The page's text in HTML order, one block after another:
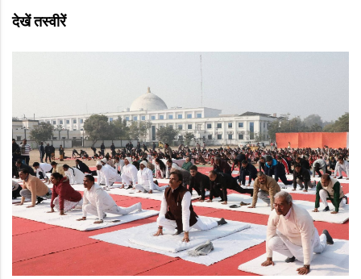
देखें तस्वीरें